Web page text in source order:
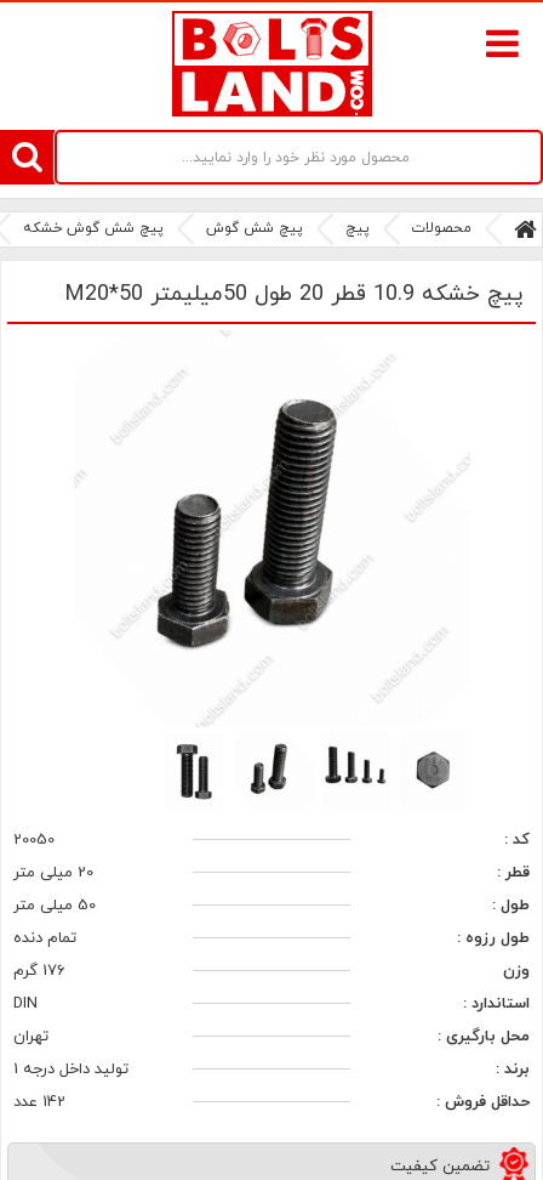
سامانه آنلاین فروش پیچ و مهره های صنعتی بولتز لند | سرزمین پیچ
محصولات پیچ پیچ شش گوش پیچ شش گوش خشکه
پیچ خشکه 10.9 قطر 20 طول 50میلیمتر M20*50
کد :
20050
قطر :
20 میلی متر
طول :
50 میلی متر
طول رزوه :
تمام دنده
وزن
176 گرم
استاندارد :
DIN
محل بارگیری :
تهران
برند :
تولید داخل درجه 1
حداقل فروش :
142 عدد
تضمین کیفیت